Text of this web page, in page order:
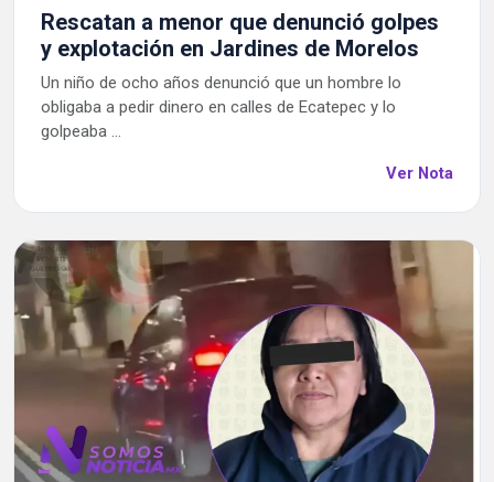
Rescatan a menor que denunció golpes
y explotación en Jardines de Morelos
Un niño de ocho años denunció que un hombre lo
obligaba a pedir dinero en calles de Ecatepec y lo
golpeaba ...
Ver Nota